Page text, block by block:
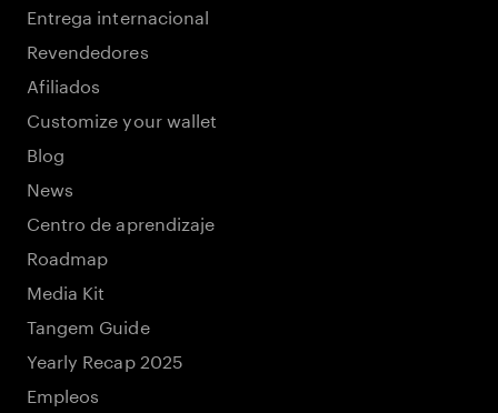
Entrega internacional
Revendedores
Afiliados
Customize your wallet
Blog
News
Centro de aprendizaje
Roadmap
Media Kit
Tangem Guide
Yearly Recap 2025
Empleos